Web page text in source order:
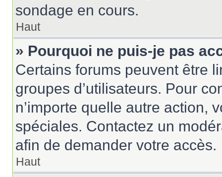
sondage en cours.
Haut
» Pourquoi ne puis-je pas
Certains forums peuvent être
groupes d’utilisateurs. Pour
n’importe quelle autre action,
spéciales. Contactez un
afin de demander votre accès.
Haut